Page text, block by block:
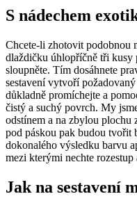
S nádechem
Chcete-li zhotovit podobnou
dlaždičku úhlopříčně tři kusy
sloupněte. Tím dosáhnete
sestavení vytvoří
důkladně promíchejte a
čistý a suchý povrch. My
odstínem a na zbylou
pod páskou pak budou tvořit
dokonalého výsledku barvu
mezi kterými nechte rozestup
Jak na sestavení